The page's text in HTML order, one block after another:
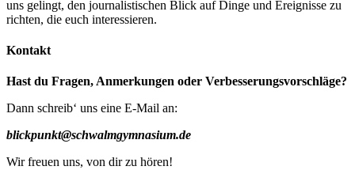
uns gelingt, den journalistischen Blick auf Dinge und Ereignisse zu
richten, die euch interessieren.
Kontakt
Hast du Fragen, Anmerkungen oder Verbesserungsvorschläge?
Dann schreib‘ uns eine E-Mail an:
blickpunkt@schwalmgymnasium.de
Wir freuen uns, von dir zu hören!